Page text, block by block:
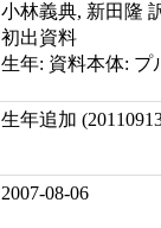
小林義典, 新田隆
初出資料
生年: 資料本体: プ
生年追加
2007-08-06